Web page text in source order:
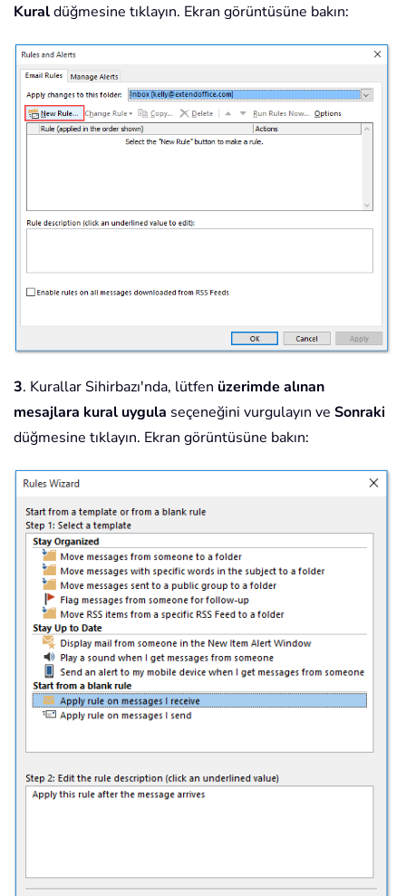
Kuraldüğmesine tıklayın. Ekran görüntüsüne bakın:
3. Kurallar Sihirbazı'nda, lütfen üzerimde alınan
mesajlara kural uygula seçeneğini vurgulayın ve Sonraki
düğmesine tıklayın. Ekran görüntüsüne bakın: